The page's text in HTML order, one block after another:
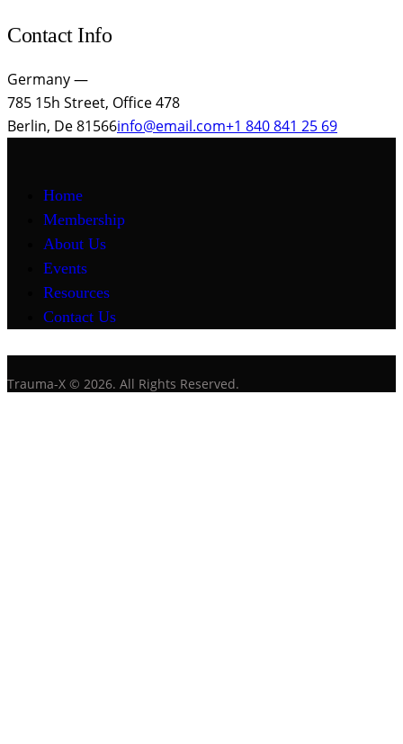
Contact Info
Germany —
785 15h Street, Office 478
Berlin, De 81566info@email.com+1 840 841 25 69
Home
Membership
About Us
Events
Resources
Contact Us
Trauma-X © 2026. All Rights Reserved.